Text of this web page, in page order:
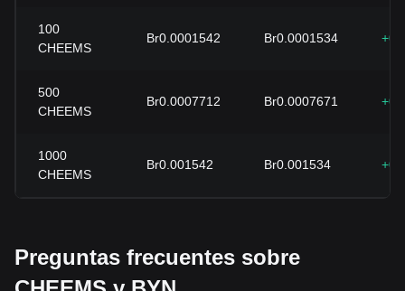
100
CHEEMS
Br0.0001542 Br0.0001534
500
CHEEMS
Br0.0007712 Br0.0007671
1000
CHEEMS
Br0.001542 Br0.001534
Preguntas frecuentes sobre